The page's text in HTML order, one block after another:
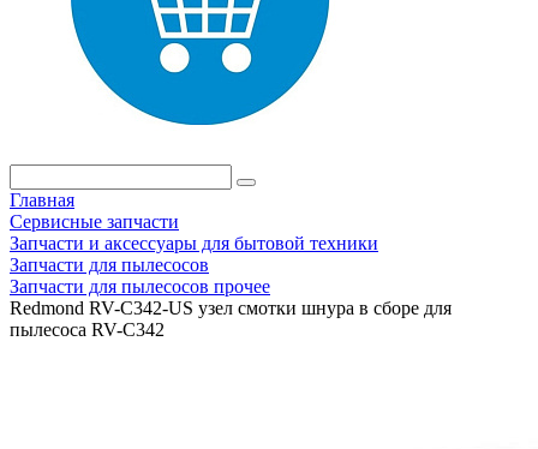
Главная
Сервисные запчасти
Запчасти и аксессуары для бытовой техники
Запчасти для пылесосов
Запчасти для пылесосов прочее
Redmond RV-C342-US узел смотки шнура в сборе для
пылесоса RV-C342